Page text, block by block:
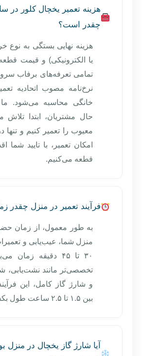
هزینه تعمیر یخچال کلور در
چقدر است؟
هزینه نهایی بستگی به نوع
یا الکترونیکی) و قیمت
تمامی تعرفه‌های برفاب
نرخ‌نامه مصوب اتحادیه
خانگی محاسبه می‌شود.
حال مشتریان، ابتدا تلاش
معیوب را تعمیر کنیم و
امکان تعمیر، با تایید شما
قطعه می‌کنیم.
فرآیند تعمیر در منزل چقدر
به طور معمول، از زمان
منزل شما، عیب‌یابی و
۳۰ تا ۴۵ دقیقه
تخصصی‌تر مانند نشت‌یابی،
و شارژ گاز کامل، این
بین ۱.۵ تا ۲.۵ ساعت طول بکشد.
آیا شارژ گاز یخچال در منزل